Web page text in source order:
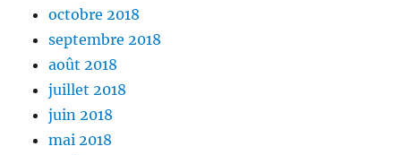
octobre 2018
septembre 2018
août 2018
juillet 2018
juin 2018
mai 2018